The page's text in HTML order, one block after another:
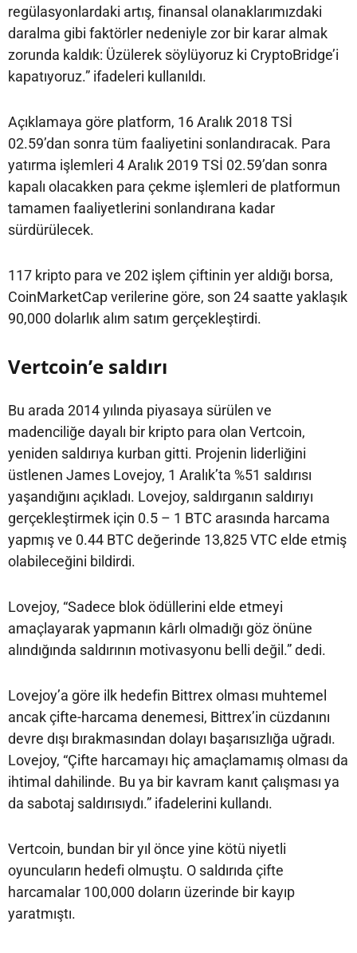
regülasyonlardaki artış, finansal olanaklarımızdaki
daralma gibi faktörler nedeniyle zor bir karar almak
zorunda kaldık: Üzülerek söylüyoruz ki CryptoBridge’i
kapatıyoruz.” ifadeleri kullanıldı.
Açıklamaya göre platform, 16 Aralık 2018 TSİ
02.59’dan sonra tüm faaliyetini sonlandıracak. Para
yatırma işlemleri 4 Aralık 2019 TSİ 02.59’dan sonra
kapalı olacakken para çekme işlemleri de platformun
tamamen faaliyetlerini sonlandırana kadar
sürdürülecek.
117 kripto para ve 202 işlem çiftinin yer aldığı borsa,
CoinMarketCap verilerine göre, son 24 saatte yaklaşık
90,000 dolarlık alım satım gerçekleştirdi.
Vertcoin’e saldırı
Bu arada 2014 yılında piyasaya sürülen ve
madenciliğe dayalı bir kripto para olan Vertcoin,
yeniden saldırıya kurban gitti. Projenin liderliğini
üstlenen James Lovejoy, 1 Aralık’ta %51 saldırısı
yaşandığını açıkladı. Lovejoy, saldırganın saldırıyı
gerçekleştirmek için 0.5 – 1 BTC arasında harcama
yapmış ve 0.44 BTC değerinde 13,825 VTC elde etmiş
olabileceğini bildirdi.
Lovejoy, “Sadece blok ödüllerini elde etmeyi
amaçlayarak yapmanın kârlı olmadığı göz önüne
alındığında saldırının motivasyonu belli değil.” dedi.
Lovejoy’a göre ilk hedefin Bittrex olması muhtemel
ancak çifte-harcama denemesi, Bittrex’in cüzdanını
devre dışı bırakmasından dolayı başarısızlığa uğradı.
Lovejoy, “Çifte harcamayı hiç amaçlamamış olması da
ihtimal dahilinde. Bu ya bir kavram kanıt çalışması ya
da sabotaj saldırısıydı.” ifadelerini kullandı.
Vertcoin, bundan bir yıl önce yine kötü niyetli
oyuncuların hedefi olmuştu. O saldırıda çifte
harcamalar 100,000 doların üzerinde bir kayıp
yaratmıştı.